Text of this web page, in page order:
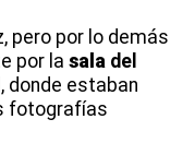
pero por lo demás
por la sala del
donde estaban
fotografías